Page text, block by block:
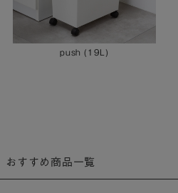
push (19L)
おすすめ商品一覧